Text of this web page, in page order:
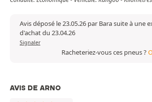
Avis déposé le 23.05.26 par Bara suite à une
d'achat du 23.04.26
Signaler
Racheteriez-vous ces pneus ?
AVIS DE ARNO